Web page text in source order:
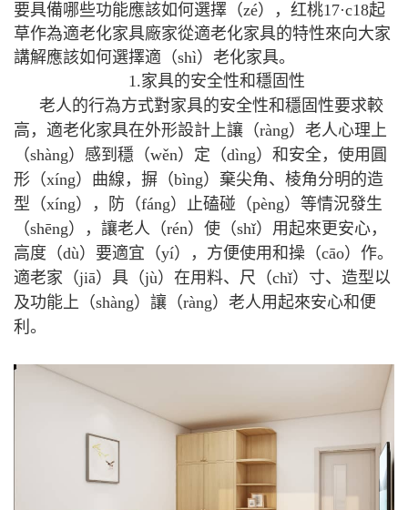
要具備哪些功能應該如何選擇（zé），红桃17·c18起
草作為適老化家具廠家從適老化家具的特性來向大家
講解應該如何選擇適（shì）老化家具。
1.家具的安全性和穩固性
老人的行為方式對家具的安全性和穩固性要求較
高，適老化家具在外形設計上讓（ràng）老人心理上
（shàng）感到穩（wěn）定（dìng）和安全，使用圓
形（xíng）曲線，摒（bìng）棄尖角、棱角分明的造
型（xíng），防（fáng）止磕碰（pèng）等情況發生
（shēng），讓老人（rén）使（shǐ）用起來更安心，
高度（dù）要適宜（yí），方便使用和操（cāo）作。
適老家（jiā）具（jù）在用料、尺（chǐ）寸、造型以
及功能上（shàng）讓（ràng）老人用起來安心和便
利。